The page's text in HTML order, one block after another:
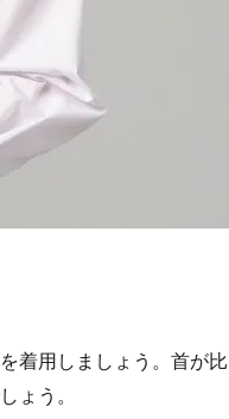
着用しましょう。首が比
ょう。